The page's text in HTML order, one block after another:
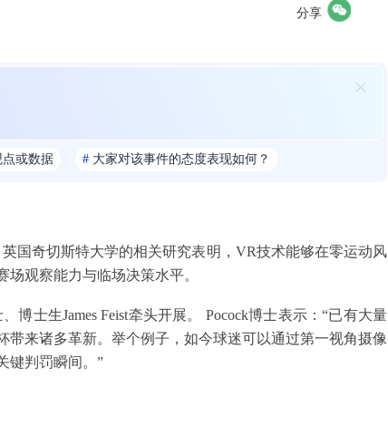
分享
或数据 # 大家对该事件的态度表现如何？
国奇切斯特大学的相关研究表明，VR技术能够在零运动风
观察能力与临场决策水平。
博士生James Feist牵头开展。 Pocock博士表示：“已有大量
带来诸多革新。举个例子，如今球迷可以通过第一视角摄像
键判罚瞬间。”